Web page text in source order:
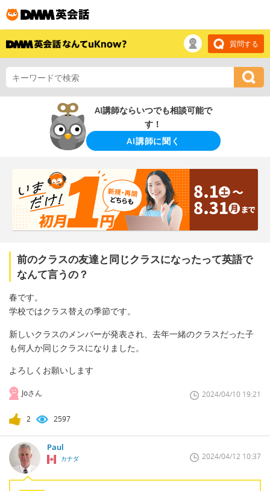
質問する
AI講師ならいつでも相談可能で
す！
AI講師に聞く
前のクラスの友達と同じクラスになったって英語で
なんて言うの？
春です。
学校ではクラス替えの季節です。
新しいクラスのメンバーが発表され、去年一緒のクラスだった子
も何人か同じクラスになりました。
よろしくお願いします
Joさん 2024/04/10 19:21
2 2597
Paul
カナダ 2024/04/12 10:37